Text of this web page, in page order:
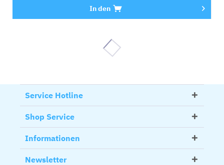
In den
Service Hotline
Shop Service
Informationen
Newsletter